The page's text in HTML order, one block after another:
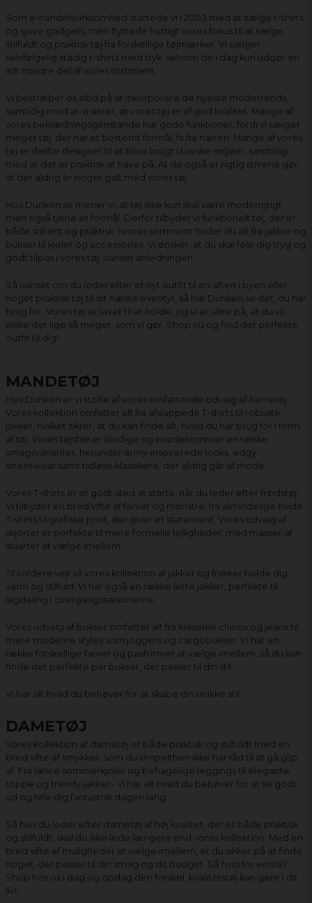
Som e-handelsvirksomhed startede vi i 2003 med at sælge t-shirts
og sjove gadgets, men flyttede hurtigt vores fokus til at sælge
stilfuldt og praktisk tøj fra forskellige tøjmærker. Vi sælger
selvfølgelig stadig t-shirts med tryk, selvom de i dag kun udgør en
lidt mindre del af vores sortiment.
Vi bestræber os altid på at inkorporere de nyeste modetrends,
samtidig med at vi sikrer, at vores tøj er af god kvalitet. Mange af
vores beklædningsgenstande har gode funktioner, fordi vi sælger
meget tøj, der har et bestemt formål, fx fra hæren. Mange af vores
tøj er derfor designet til at blive brugt i barske miljøer, samtidig
med at det er praktisk at have på. At de også er rigtig stilrene gør,
at der aldrig er noget galt med vores tøj.
Hos Dunken.se mener vi, at tøj ikke kun skal være moderigtigt,
men også tjene et formål. Derfor tilbyder vi funktionelt tøj, der er
både stilrent og praktisk. I vores sortiment finder du alt fra jakker og
bukser til kjoler og accessories. Vi ønsker, at du skal føle dig tryg og
godt tilpas i vores tøj, uanset anledningen.
Så uanset om du leder efter et nyt outfit til en aften i byen eller
noget praktisk tøj til dit næste eventyr, så har Dunken.se det, du har
brug for. Vores tøj er lavet til at holde, og vi er sikre på, at du vil
elske det lige så meget, som vi gør. Shop nu og find det perfekte
outfit til dig!
MANDETØJ
Hos Dunken er vi stolte af vores omfattende udvalg af herretøj.
Vores kollektion omfatter alt fra afslappede T-shirts til robuste
jakker, hvilket sikrer, at du kan finde alt, hvad du har brug for i form
af tøj. Vores tøjstile er alsidige og imødekommer en række
smagsvarianter, herunder army-inspirerede looks, edgy
streetwear samt tidløse klassikere, der aldrig går af mode.
Vores T-shirts er et godt sted at starte, når du leder efter fritidstøj.
Vi tilbyder en bred vifte af farver og mønstre, fra almindelige hvide
T-shirts til grafiske print, der giver et statement. Vores udvalg af
skjorter er perfekte til mere formelle lejligheder, med masser af
stilarter at vælge imellem.
Til koldere vejr vil vores kollektion af jakker og frakker holde dig
varm og stilfuld. Vi har også en række lette jakker, perfekte til
lagdeling i overgangssæsonerne.
Vores udvalg af bukser omfatter alt fra klassiske chinos og jeans til
mere moderne styles som joggers og cargobukser. Vi har en
række forskellige farver og pasformer at vælge imellem, så du kan
finde det perfekte par bukser, der passer til din stil.
Vi har alt hvad du behøver for at skabe din unikke stil.
DAMETØJ
Vores kollektion af dametøj er både praktisk og stilfuldt med en
bred vifte af smykker, som du simpelthen ikke har råd til at gå glip
af. Fra lækre sommerkjoler og behagelige leggings til elegante
toppe og trendy jakker - vi har alt hvad du behøver for at se godt
ud og føle dig fantastisk dagen lang.
Så hvis du leder efter dametøj af høj kvalitet, der er både praktisk
og stilfuldt, skal du ikke lede længere end vores kollektion. Med en
bred vifte af muligheder at vælge imellem, er du sikker på at finde
noget, der passer til din smag og dit budget. Så hvorfor vente?
Shop hos os i dag og opdag den forskel, kvalitetstøj kan gøre i dit
liv!